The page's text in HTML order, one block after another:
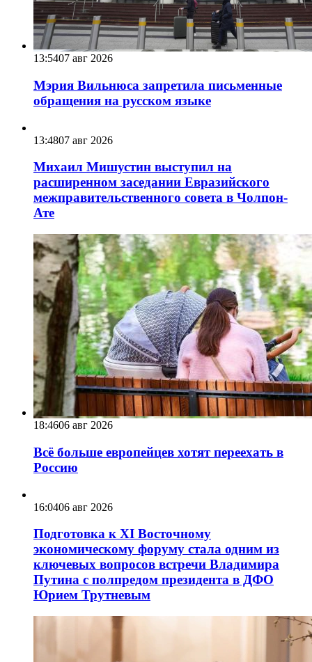
13:5407 авг 2026
Мэрия Вильнюса запретила письменные
обращения на русском языке
13:4807 авг 2026
Михаил Мишустин выступил на
расширенном заседании Евразийского
межправительственного совета в Чолпон-
Ате
18:4606 авг 2026
Всё больше европейцев хотят переехать в
Россию
16:0406 авг 2026
Подготовка к XI Восточному
экономическому форуму стала одним из
ключевых вопросов встречи Владимира
Путина с полпредом президента в ДФО
Юрием Трутневым